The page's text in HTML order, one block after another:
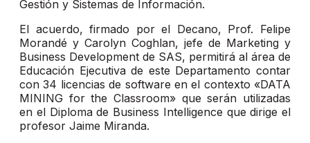
Gestión y Sistemas de Información.
El acuerdo, firmado por el Decano, Prof. Felipe
Morandé y Carolyn Coghlan, jefe de Marketing y
Business Development de SAS, permitirá al área de
Educación Ejecutiva de este Departamento contar
con 34 licencias de software en el contexto «DATA
MINING for the Classroom» que serán utilizadas
en el Diploma de Business Intelligence que dirige el
profesor Jaime Miranda.